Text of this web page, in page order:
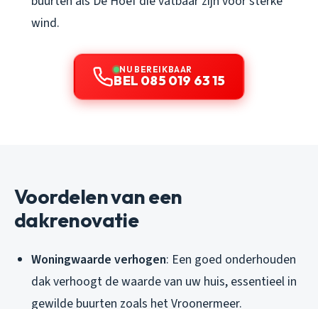
wind.
NU BEREIKBAAR
BEL 085 019 63 15
Voordelen van een
dakrenovatie
Woningwaarde verhogen: Een goed onderhouden
dak verhoogt de waarde van uw huis, essentieel in
gewilde buurten zoals het Vroonermeer.